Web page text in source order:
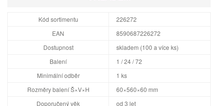
Kód sortimentu
226272
EAN
8590687226272
Dostupnost
skladem (100 a více ks)
Balení
1 / 24 / 72
Minimální odběr
1 ks
Rozměry balení Š×V×H
60×560×60 mm
Doporučený věk
od 3 let